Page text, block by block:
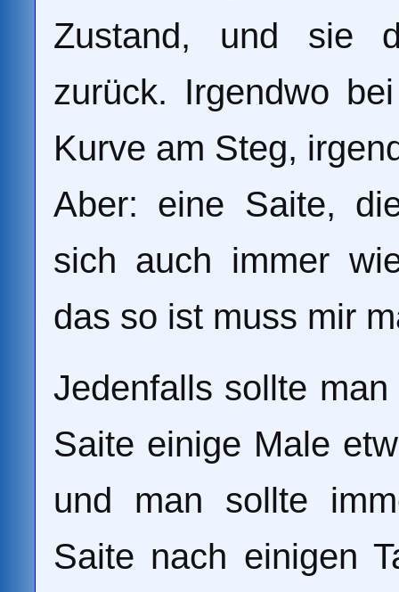
Zustand, und sie
zurück. Irgendwo
Kurve am Steg,
Aber: eine Saite,
sich auch immer
das so ist muss mir
Jedenfalls sollte
Saite einige Male
und man sollte
Saite nach einigen